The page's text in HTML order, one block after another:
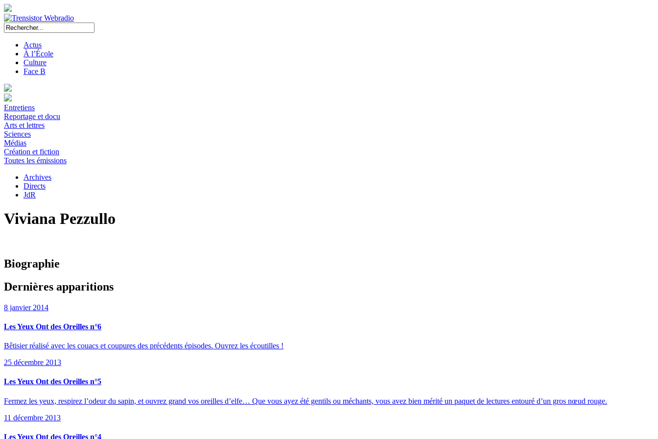
Actus
À l’École
Culture
Face B
Entretiens
Reportage et docu
Arts et lettres
Sciences
Médias
Création et fiction
Toutes les émissions
Archives
Directs
JdR
Viviana Pezzullo
Biographie
Dernières apparitions
8 janvier 2014
Les Yeux Ont des Oreilles n°6
Bêtisier réalisé avec les couacs et coupures des précédents épisodes. Ouvrez les écoutilles !
25 décembre 2013
Les Yeux Ont des Oreilles n°5
Fermez les yeux, respirez l’odeur du sapin, et ouvrez grand vos oreilles d’elfe… Que vous ayez été gentils ou méchants, vous avez bien mérité un paquet de lectures entouré d’un gros nœud rouge.
11 décembre 2013
Les Yeux Ont des Oreilles n°4